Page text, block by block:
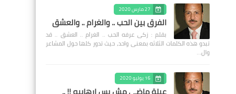
27 مارس 2020
الفرق بين الحب .. والغرام .. والعشق
بقلم : زكى عرفه الحب .. الغرام .. العشق .. قد
تبدو هذه الكلمات الثلاثه بمعنى واحد، حيث تدور كلها حول المشاعر
وال…
16 يوليو 2020